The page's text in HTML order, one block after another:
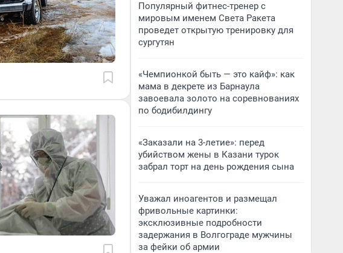
Популярный фитнес-тренер с
мировым именем Света Ракета
проведет открытую тренировку для
сургутян
«Чемпионкой быть — это кайф»: как
мама в декрете из Барнаула
завоевала золото на соревнованиях
по бодибилдингу
«Заказали на 3-летие»: перед
убийством жены в Казани турок
забрал торт на день рождения сына
Уважал иноагентов и размещал
фривольные картинки:
эксклюзивные подробности
задержания в Волгограде мужчины
за фейки об армии